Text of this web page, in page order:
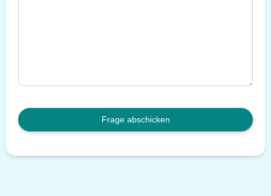
Frage abschicken